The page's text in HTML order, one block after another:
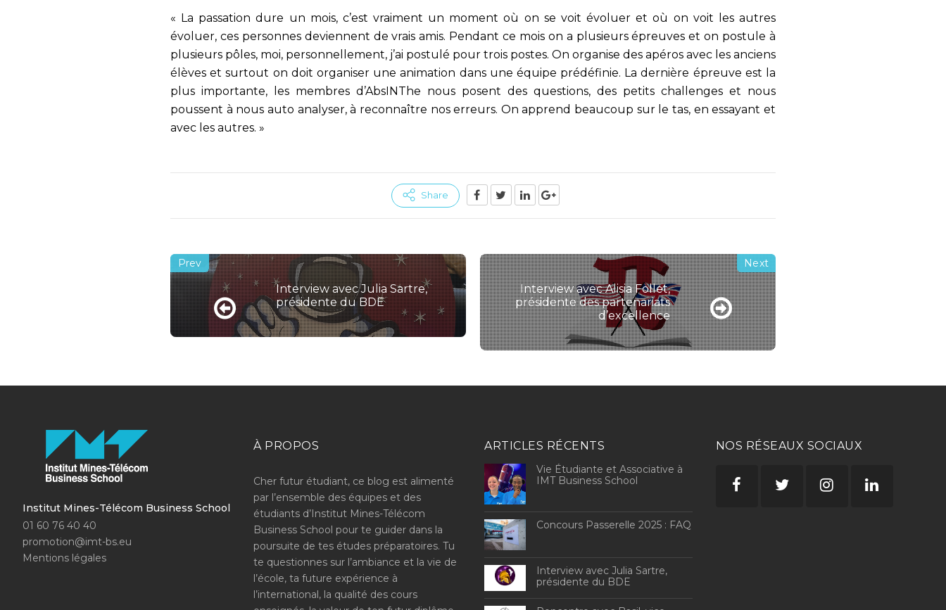
« La passation dure un mois, c’est vraiment un moment où on se voit évoluer et où on voit les autres
évoluer, ces personnes deviennent de vrais amis. Pendant ce mois on a plusieurs épreuves et on postule à
plusieurs pôles, moi, personnellement, j’ai postulé pour trois postes. On organise des apéros avec les anciens
élèves et surtout on doit organiser une animation dans une équipe prédéfinie. La dernière épreuve est la
plus importante, les membres d’AbsINThe nous posent des questions, des petits challenges et nous
poussent à nous auto analyser, à reconnaître nos erreurs. On apprend beaucoup sur le tas, en essayant et
avec les autres. »
Share
Interview avec Julia Sartre,
présidente du BDE
Interview avec Alisia Follet,
présidente des partenariats
d’excellence
Institut Mines-Télécom Business School
01 60 76 40 40
promotion@imt-bs.eu
Mentions légales
À PROPOS
Cher futur étudiant, ce blog est alimenté
par l’ensemble des équipes et des
étudiants d’Institut Mines-Télécom
Business School pour te guider dans la
poursuite de tes études préparatoires. Tu
te questionnes sur l’ambiance et la vie de
l’école, ta future expérience à
l’international, la qualité des cours
ARTICLES RÉCENTS
Vie Étudiante et Associative à
IMT Business School
Concours Passerelle 2025 : FAQ
Interview avec Julia Sartre,
présidente du BDE
NOS RÉSEAUX SOCIAUX